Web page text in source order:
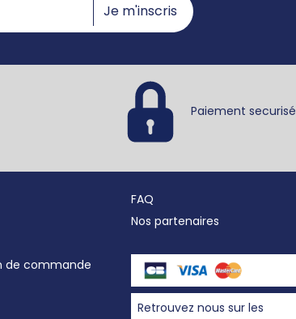
Je m'inscris
Paiement securisé
de commande
FAQ
Nos partenaires
Retrouvez nous sur les